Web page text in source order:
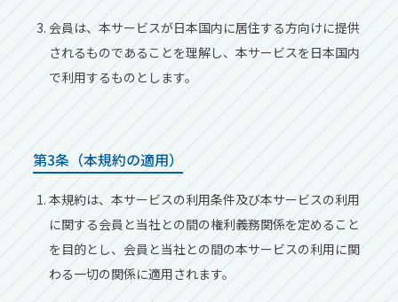
会員は、本サービスが日本国内に居住する方向けに提供
されるものであることを理解し、本サービスを日本国内
で利用するものとします。
第3条（本規約の適用）
本規約は、本サービスの利用条件及び本サービスの利用
に関する会員と当社との間の権利義務関係を定めること
を目的とし、会員と当社との間の本サービスの利用に関
わる一切の関係に適用されます。